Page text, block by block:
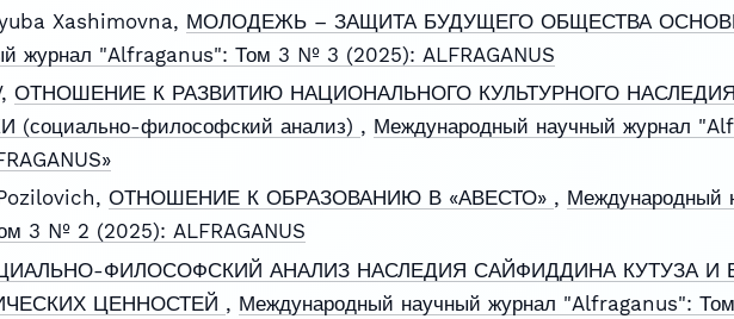
Xashimovna, МОЛОДЕЖЬ – ЗАЩИТА БУДУЩЕГО ОБЩЕСТВА
журнал "Alfraganus": Том 3 № 3 (2025): ALFRAGANUS
ОТНОШЕНИЕ К РАЗВИТИЮ НАЦИОНАЛЬНОГО КУЛЬТУРНОГО
философский анализ) , Международный научный журнал
ОТНОШЕНИЕ К ОБРАЗОВАНИЮ В «АВЕСТО» , Международный
3 № 2 (2025): ALFRAGANUS
ФИЛОСОФСКИЙ АНАЛИЗ НАСЛЕДИЯ САЙФИДДИНА КУТУЗА И
ЦЕННОСТЕЙ , Международный научный журнал "Alfraganus":